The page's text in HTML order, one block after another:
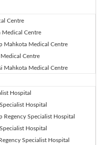
Centre
Medical Centre
Mahkota Medical Centre
Centre
Mahkota Medical Centre
Hospital
Hospital
Regency Specialist Hospital
Hospital
Specialist Hospital